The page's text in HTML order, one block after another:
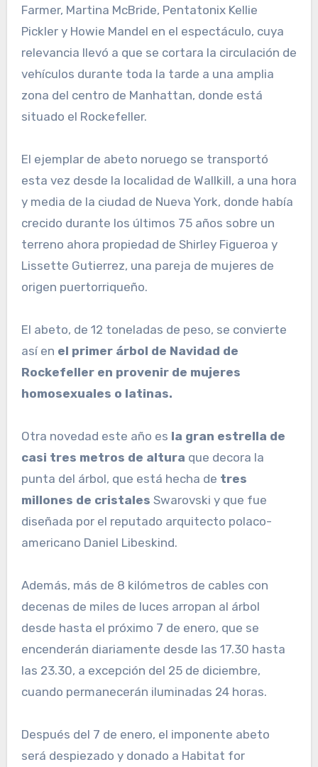
Farmer, Martina McBride, Pentatonix Kellie
Pickler y Howie Mandel en el espectáculo, cuya
relevancia llevó a que se cortara la circulación de
vehículos durante toda la tarde a una amplia
zona del centro de Manhattan, donde está
situado el Rockefeller.
El ejemplar de abeto noruego se transportó
esta vez desde la localidad de Wallkill, a una hora
y media de la ciudad de Nueva York, donde había
crecido durante los últimos 75 años sobre un
terreno ahora propiedad de Shirley Figueroa y
Lissette Gutierrez, una pareja de mujeres de
origen puertorriqueño.
El abeto, de 12 toneladas de peso, se convierte
así en el primer árbol de Navidad de
Rockefeller en provenir de mujeres
homosexuales o latinas.
Otra novedad este año es la gran estrella de
casi tres metros de altura que decora la
punta del árbol, que está hecha de tres
millones de cristales Swarovski y que fue
diseñada por el reputado arquitecto polaco-
americano Daniel Libeskind.
Además, más de 8 kilómetros de cables con
decenas de miles de luces arropan al árbol
desde hasta el próximo 7 de enero, que se
encenderán diariamente desde las 17.30 hasta
las 23.30, a excepción del 25 de diciembre,
cuando permanecerán iluminadas 24 horas.
Después del 7 de enero, el imponente abeto
será despiezado y donado a Habitat for